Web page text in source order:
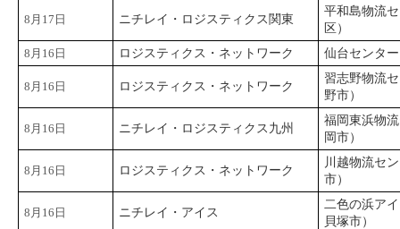
8月17日 ニチレイ・ロジスティクス関東
平和島物流
区）
8月16日
ロジスティクス・ネットワーク 仙台センタ
8月16日 ロジスティクス・ネットワーク
習志野物流
野市）
8月16日 ニチレイ・ロジスティクス九州
福岡東浜物
岡市）
8月16日 ロジスティクス・ネットワーク
川越物流セ
市）
8月16日 ニチレイ・アイス
二色の浜ア
貝塚市）